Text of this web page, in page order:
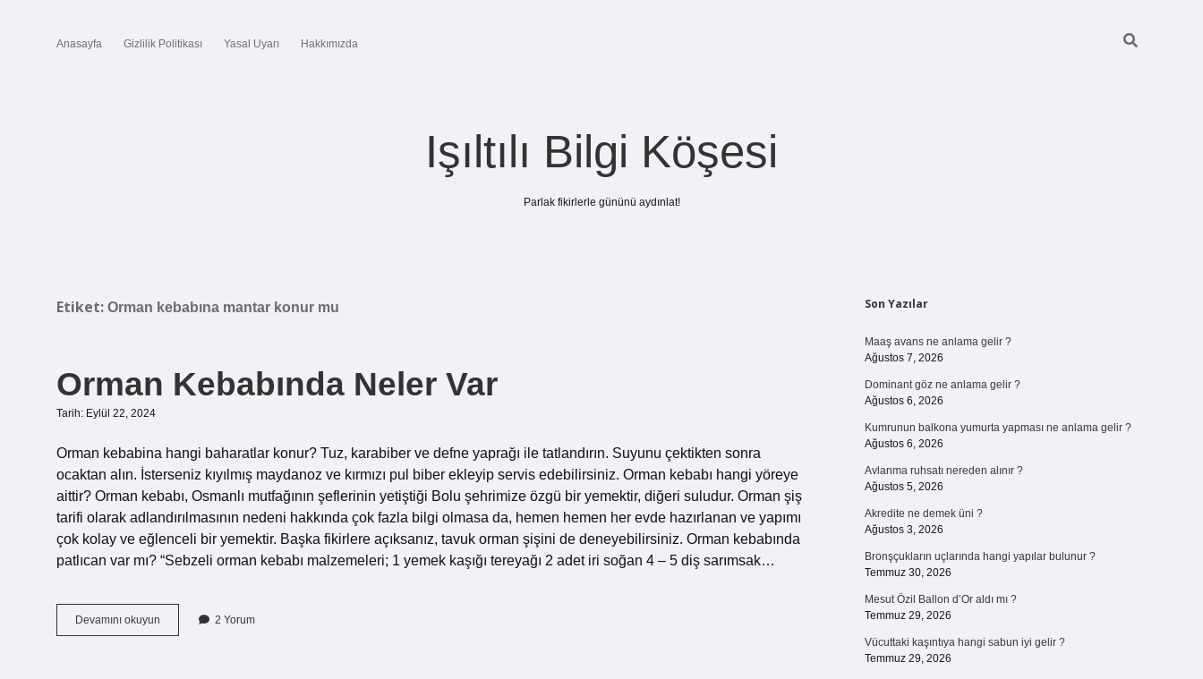
Anasayfa Gizlilik Politikası Yasal Uyarı Hakkımızda
Işıltılı Bilgi Köşesi
Parlak fikirlerle gününü aydınlat!
Etiket: Orman kebabına mantar konur mu
Orman Kebabında Neler Var
Tarih: Eylül 22, 2024
Orman kebabina hangi baharatlar konur? Tuz, karabiber ve defne yaprağı ile tatlandırın. Suyunu çektikten sonra
ocaktan alın. İsterseniz kıyılmış maydanoz ve kırmızı pul biber ekleyip servis edebilirsiniz. Orman kebabı hangi yöreye
aittir? Orman kebabı, Osmanlı mutfağının şeflerinin yetiştiği Bolu şehrimize özgü bir yemektir, diğeri suludur. Orman şiş
tarifi olarak adlandırılmasının nedeni hakkında çok fazla bilgi olmasa da, hemen hemen her evde hazırlanan ve yapımı
çok kolay ve eğlenceli bir yemektir. Başka fikirlere açıksanız, tavuk orman şişini de deneyebilirsiniz. Orman kebabında
patlıcan var mı? “Sebzeli orman kebabı malzemeleri; 1 yemek kaşığı tereyağı 2 adet iri soğan 4 – 5 diş sarımsak…
Devamını okuyun
Kebabında
2 Yorum
Sidebar
Son Yazılar
Maaş avans ne anlama gelir ?
Ağustos 7, 2026
Dominant göz ne anlama gelir ?
Ağustos 6, 2026
Kumrunun balkona yumurta yapması ne anlama gelir ?
Ağustos 6, 2026
Avlanma ruhsatı nereden alınır ?
Ağustos 5, 2026
Akredite ne demek üni ?
Ağustos 3, 2026
Bronşçukların uçlarında hangi yapılar bulunur ?
Temmuz 30, 2026
Mesut Özil Ballon d’Or aldı mı ?
Temmuz 29, 2026
Vücuttaki kaşıntıya hangi sabun iyi gelir ?
Temmuz 29, 2026